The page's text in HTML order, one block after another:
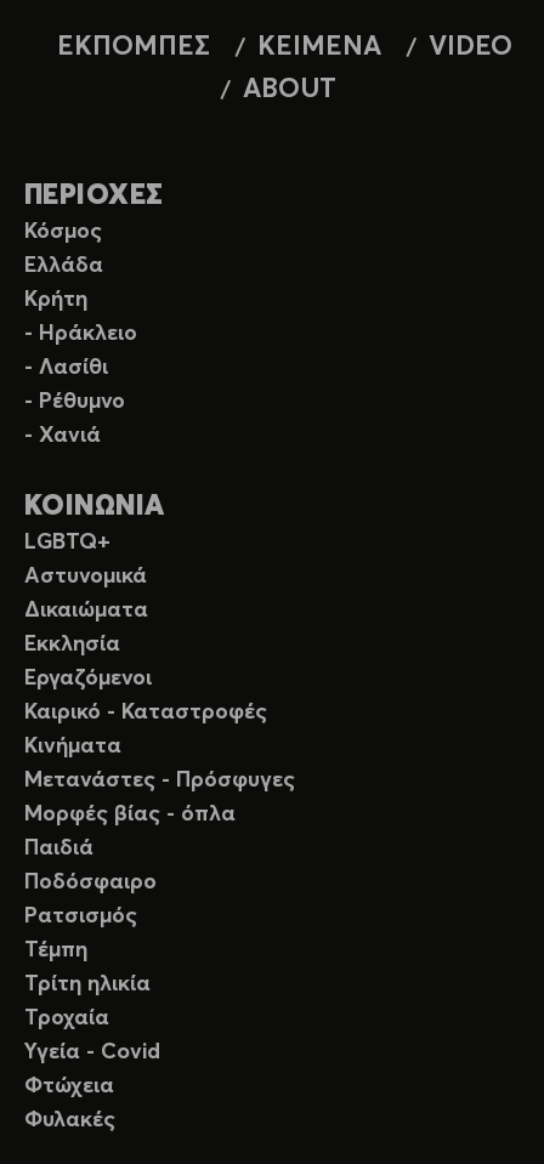
ΕΚΠΟΜΠΕΣ ΚΕΙΜΕΝΑ
VIDEO
ABOUT
ΠΕΡΙΟΧΕΣ
Κόσμος
Ελλάδα
Κρήτη
- Ηράκλειο
- Λασίθι
- Ρέθυμνο
- Χανιά
ΚΟΙΝΩΝΙΑ
LGBTQ+
Αστυνομικά
Δικαιώματα
Εκκλησία
Εργαζόμενοι
Καιρικό - Καταστροφές
Κινήματα
Μετανάστες - Πρόσφυγες
Μορφές βίας - όπλα
Παιδιά
Ποδόσφαιρο
Ρατσισμός
Τέμπη
Τρίτη ηλικία
Τροχαία
Υγεία - Covid
Φτώχεια
Φυλακές